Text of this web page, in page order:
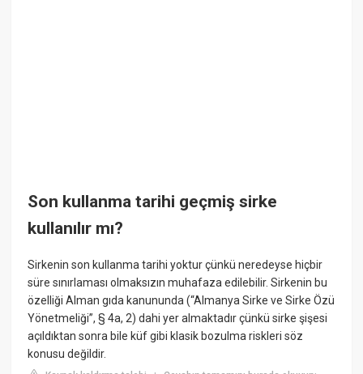
Son kullanma tarihi geçmiş sirke
kullanılır mı?
Sirkenin son kullanma tarihi yoktur çünkü neredeyse hiçbir
süre sınırlaması olmaksızın muhafaza edilebilir. Sirkenin bu
özelliği Alman gıda kanununda (“Almanya Sirke ve Sirke Özü
Yönetmeliği”, § 4a, 2) dahi yer almaktadır çünkü sirke şişesi
açıldıktan sonra bile küf gibi klasik bozulma riskleri söz
konusu değildir.